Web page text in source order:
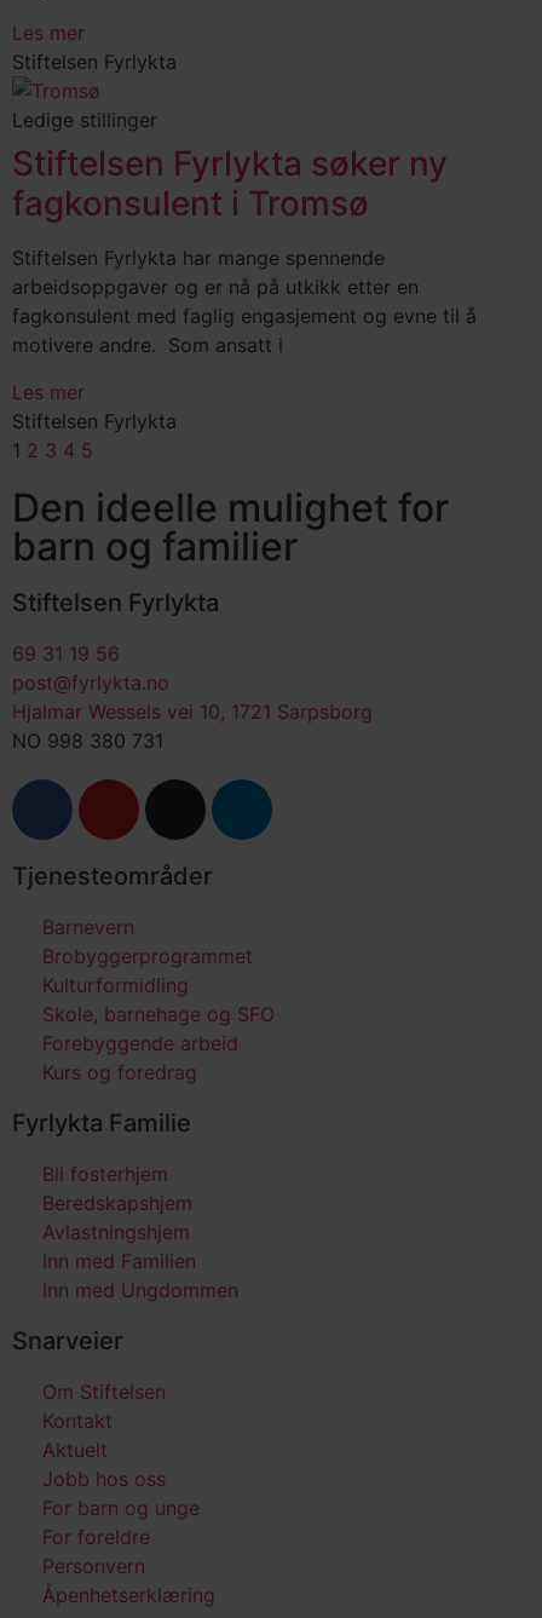
Les mer
Stiftelsen Fyrlykta
Ledige stillinger
Stiftelsen Fyrlykta søker ny
fagkonsulent i Tromsø
Stiftelsen Fyrlykta har mange spennende
arbeidsoppgaver og er nå på utkikk etter en
fagkonsulent med faglig engasjement og evne til å
motivere andre. Som ansatt i
Les mer
Stiftelsen Fyrlykta
1 2 3 4 5
Den ideelle mulighet for
barn og familier
Stiftelsen Fyrlykta
69 31 19 56
post@fyrlykta.no
Hjalmar Wessels vei 10, 1721 Sarpsborg
NO 998 380 731
Tjenesteområder
Barnevern
Brobyggerprogrammet
Kulturformidling
Skole, barnehage og SFO
Forebyggende arbeid
Kurs og foredrag
Fyrlykta Familie
Bli fosterhjem
Beredskapshjem
Avlastningshjem
Inn med Familien
Inn med Ungdommen
Snarveier
Om Stiftelsen
Kontakt
Aktuelt
Jobb hos oss
For barn og unge
For foreldre
Personvern
Åpenhetserklæring